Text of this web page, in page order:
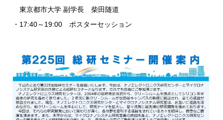
東京都市大学 副学長 柴田随道
・17:40～19:00 ポスターセッション